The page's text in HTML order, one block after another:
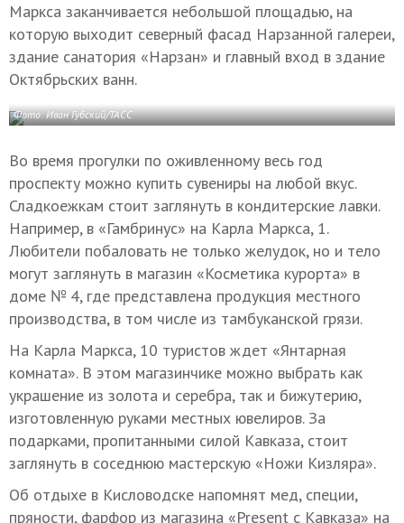
Маркса заканчивается небольшой площадью, на
которую выходит северный фасад Нарзанной галереи,
здание санатория «Нарзан» и главный вход в здание
Октябрьских ванн.
Фото: Иван Губский/ТАСС
Во время прогулки по оживленному весь год
проспекту можно купить сувениры на любой вкус.
Сладкоежкам стоит заглянуть в кондитерские лавки.
Например, в «Гамбринус» на Карла Маркса, 1.
Любители побаловать не только желудок, но и тело
могут заглянуть в магазин «Косметика курорта» в
доме № 4, где представлена продукция местного
производства, в том числе из тамбуканской грязи.
На Карла Маркса, 10 туристов ждет «Янтарная
комната». В этом магазинчике можно выбрать как
украшение из золота и серебра, так и бижутерию,
изготовленную руками местных ювелиров. За
подарками, пропитанными силой Кавказа, стоит
заглянуть в соседнюю мастерскую «Ножи Кизляра».
Об отдыхе в Кисловодске напомнят мед, специи,
пряности, фарфор из магазина «Present с Кавказа» на